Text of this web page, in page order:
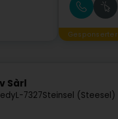
Gesponserter
Sàrl
L-7327Steinsel (Steesel)